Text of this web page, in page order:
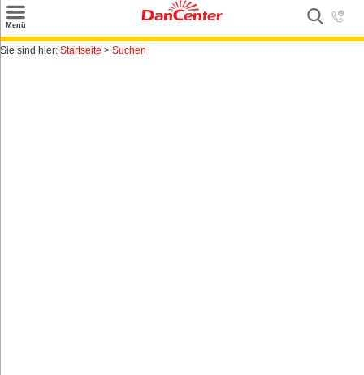
Menü
Suchen
Sie sind hier: Startseite > Suchen